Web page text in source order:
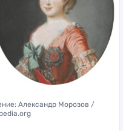
Александр Морозов /